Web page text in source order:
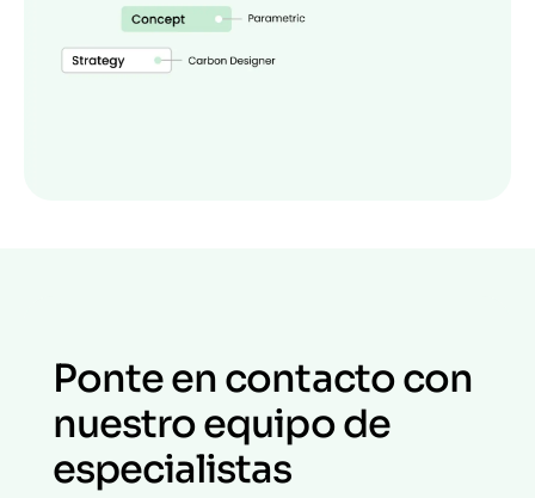
Ponte en contacto con
nuestro equipo de
especialistas